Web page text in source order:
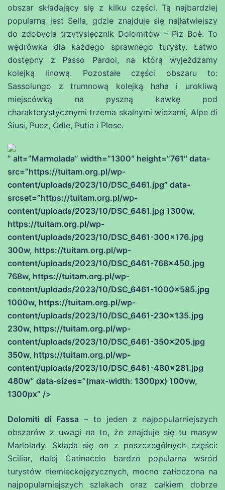
obszar składający się z kilku części. Tą najbardziej
popularną jest Sella, gdzie znajduje się najłatwiejszy
do zdobycia trzytysięcznik Dolomitów – Piz Boè. To
wędrówka dla każdego sprawnego turysty. Łatwo
dostępny z Passo Pardoi, na którą wyjeżdżamy
kolejką linową. Pozostałe części obszaru to:
Sassolungo z trumnową kolejką haha i urokliwą
miejscówką na pyszną kawkę pod
charakterystycznymi trzema skalnymi wieżami, Alpe di
Siusi, Puez, Odle, Putia i Plose.
” alt=”Marmolada” width=”1300″ height=”761″ data-
src=”https://tuitam.org.pl/wp-
content/uploads/2023/10/DSC_6461.jpg” data-
srcset=”https://tuitam.org.pl/wp-
content/uploads/2023/10/DSC_6461.jpg 1300w,
https://tuitam.org.pl/wp-
content/uploads/2023/10/DSC_6461-300×176.jpg
300w, https://tuitam.org.pl/wp-
content/uploads/2023/10/DSC_6461-768×450.jpg
768w, https://tuitam.org.pl/wp-
content/uploads/2023/10/DSC_6461-1000×585.jpg
1000w, https://tuitam.org.pl/wp-
content/uploads/2023/10/DSC_6461-230×135.jpg
230w, https://tuitam.org.pl/wp-
content/uploads/2023/10/DSC_6461-350×205.jpg
350w, https://tuitam.org.pl/wp-
content/uploads/2023/10/DSC_6461-480×281.jpg
480w” data-sizes=”(max-width: 1300px) 100vw,
1300px” />
Dolomiti di Fassa– to jeden z najpopularniejszych
obszarów z uwagi na to, że znajduje się tu masyw
Marlolady. Składa się on z poszczególnych części:
Sciliar, dalej Catinaccio bardzo popularna wśród
turystów niemieckojęzycznych, mocno zatłoczona na
najpopularniejszych szlakach oraz całkiem dobrze